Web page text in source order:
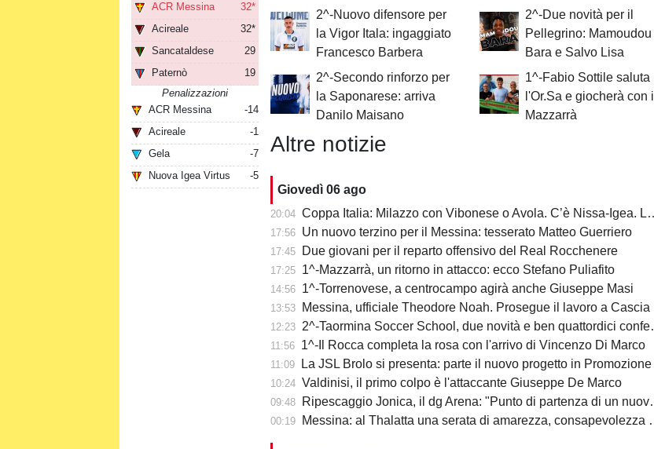
ACR Messina
32*
Acireale
32*
Sancataldese
29
Paternò
19
Penalizzazioni
ACR Messina
-14
Acireale
-1
Gela
-7
Nuova Igea Virtus
-5
2^-Nuovo difensore per
la Vigor Itala: ingaggiato
Francesco Barbera
2^-Due novità per il
Pellegrino: Mamoudou
Bara e Salvo Lisa
2^-Secondo rinforzo per
la Saponarese: arriva
Danilo Maisano
1^-Fabio Sottile saluta
l'Or.Sa e giocherà con il
Mazzarrà
Altre notizie
Giovedì 06 ago
20:04 Coppa Italia: Milazzo con Vibonese o Avola. C’è Nissa-Igea. Lunedì i calendari
17:56 Un nuovo terzino per il Messina: tesserato Matteo Guerriero
17:45 Due giovani per il reparto offensivo del Real Rocchenere
17:25 1^-Mazzarrà, un ritorno in attacco: ecco Stefano Puliafito
14:56 1^-Torrenovese, a centrocampo agirà anche Giuseppe Masi
13:53 Messina, ufficiale Theodore Noah. Prosegue il lavoro a Cascia
12:23 2^-Taormina Soccer School, due novità e ben quattordici conferme
11:56 1^-Il Rocca completa la rosa con l'arrivo di Vincenzo Di Marco
11:09 La JSL Brolo si presenta: parte il nuovo progetto in Promozione
10:24 Valdinisi, il primo colpo è l'attaccante Giuseppe De Marco
09:48 Ripescaggio Jonica, il dg Arena: "Punto di partenza di un nuovo percorso"
00:19 Messina: al Thalatta una serata di amarezza, consapevolezza e speranza